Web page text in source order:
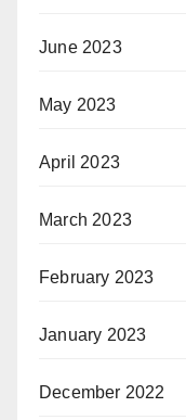
June 2023
May 2023
April 2023
March 2023
February 2023
January 2023
December 2022